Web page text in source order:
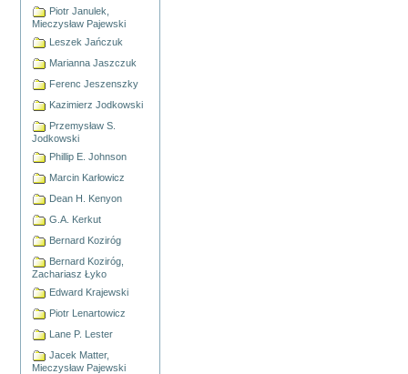
Piotr Janulek,
Mieczysław Pajewski
Leszek Jańczuk
Marianna Jaszczuk
Ferenc Jeszenszky
Kazimierz Jodkowski
Przemysław S.
Jodkowski
Phillip E. Johnson
Marcin Karłowicz
Dean H. Kenyon
G.A. Kerkut
Bernard Koziróg
Bernard Koziróg,
Zachariasz Łyko
Edward Krajewski
Piotr Lenartowicz
Lane P. Lester
Jacek Matter,
Mieczysław Pajewski